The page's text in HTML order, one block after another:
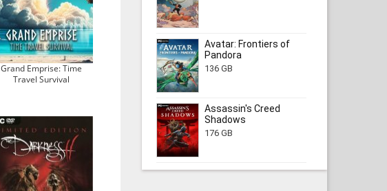
Grand Emprise: Time
Travel Survival
Avatar: Frontiers of
Pandora
136 GB
Assassin's Creed
Shadows
176 GB